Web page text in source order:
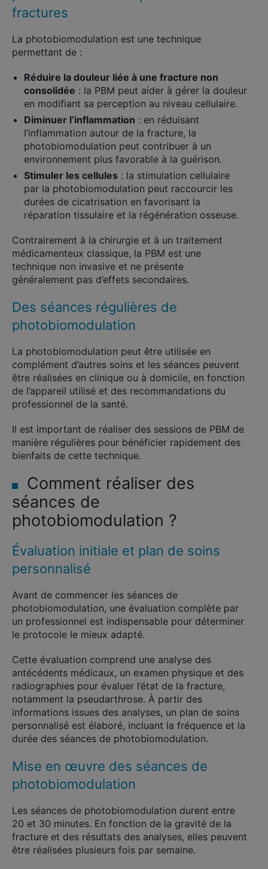
fractures
La photobiomodulation est une technique
permettant de :
Réduire la douleur liée à une fracture non
consolidée : la PBM peut aider à gérer la douleur
en modifiant sa perception au niveau cellulaire.
Diminuer l’inflammation : en réduisant
l’inflammation autour de la fracture, la
photobiomodulation peut contribuer à un
environnement plus favorable à la guérison.
Stimuler les cellules : la stimulation cellulaire
par la photobiomodulation peut raccourcir les
durées de cicatrisation en favorisant la
réparation tissulaire et la régénération osseuse.
Contrairement à la chirurgie et à un traitement
médicamenteux classique, la PBM est une
technique non invasive et ne présente
généralement pas d’effets secondaires.
Des séances régulières de
photobiomodulation
La photobiomodulation peut être utilisée en
complément d’autres soins et les séances peuvent
être réalisées en clinique ou à domicile, en fonction
de l’appareil utilisé et des recommandations du
professionnel de la santé.
Il est important de réaliser des sessions de PBM de
manière régulières pour bénéficier rapidement des
bienfaits de cette technique.
Comment réaliser des
séances de
photobiomodulation ?
Évaluation initiale et plan de soins
personnalisé
Avant de commencer les séances de
photobiomodulation, une évaluation complète par
un professionnel est indispensable pour déterminer
le protocole le mieux adapté.
Cette évaluation comprend une analyse des
antécédents médicaux, un examen physique et des
radiographies pour évaluer l’état de la fracture,
notamment la pseudarthrose. À partir des
informations issues des analyses, un plan de soins
personnalisé est élaboré, incluant la fréquence et la
durée des séances de photobiomodulation.
Mise en œuvre des séances de
photobiomodulation
Les séances de photobiomodulation durent entre
20 et 30 minutes. En fonction de la gravité de la
fracture et des résultats des analyses, elles peuvent
être réalisées plusieurs fois par semaine.
×
Rechercher
: